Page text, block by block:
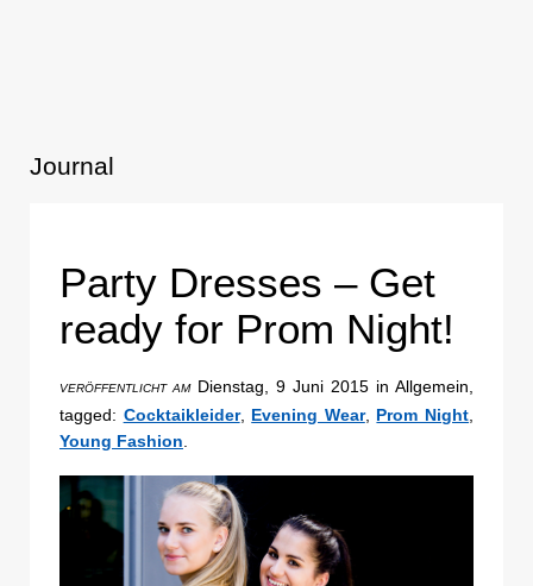
Journal
Party Dresses – Get
ready for Prom Night!
VERÖFFENTLICHT AMDienstag, 9 Juni 2015 in Allgemein,
tagged: Cocktaikleider, Evening Wear, Prom Night,
Young Fashion.